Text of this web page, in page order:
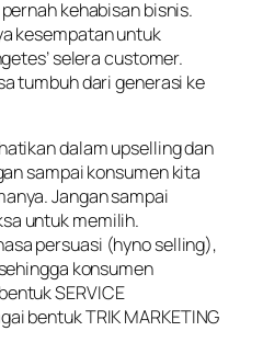
kehabisan bisnis.
kesempatan untuk
selera customer.
tumbuh dari generasi ke
dalam upselling dan
sampai konsumen kita
Jangan sampai
untuk memilih.
persuasi (hyno selling),
konsumen
SERVICE
bentuk TRIK MARKETING